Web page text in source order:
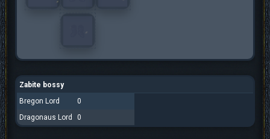
Zabite bossy
Bregon Lord
0
Dragonaus Lord
0